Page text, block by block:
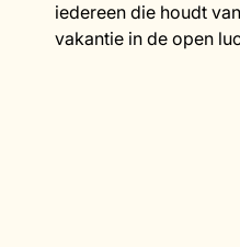
iedereen die houdt
vakantie in de open